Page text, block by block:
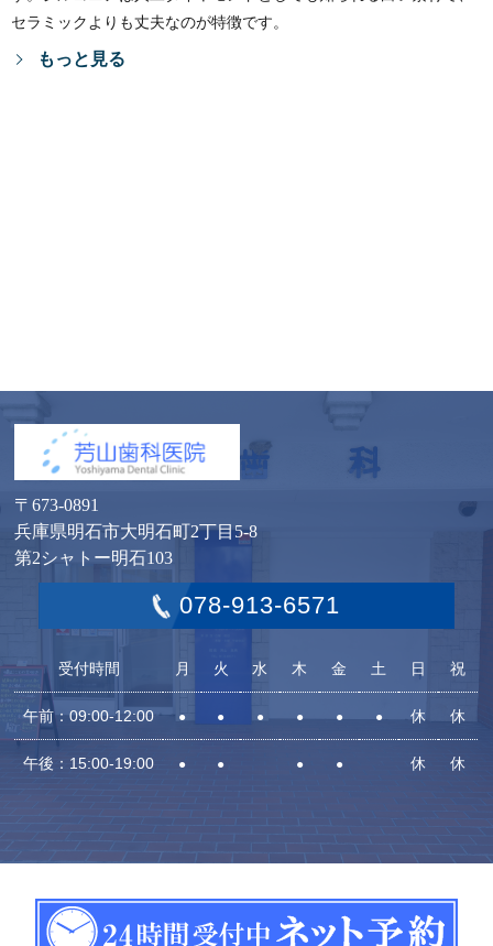
セラミックよりも丈夫なのが特徴です。
もっと見る
〒673-0891
兵庫県明石市大明石町2丁目5-8
第2シャトー明石103
078-913-6571
受付時間 月 火 水 木 金 土 日 祝
午前：09:00-12:00 ● ● ● ● ● ● 休 休
午後：15:00-19:00 ● ● ● ● 休 休